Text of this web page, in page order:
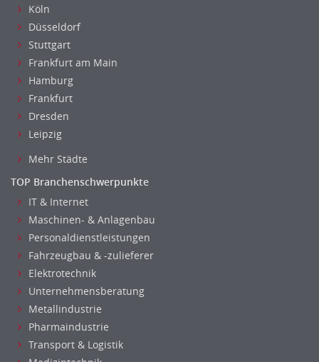
Köln
Düsseldorf
Stuttgart
Frankfurt am Main
Hamburg
Frankfurt
Dresden
Leipzig
Mehr Städte
TOP Branchenschwerpunkte
IT & Internet
Maschinen- & Anlagenbau
Personaldienstleistungen
Fahrzeugbau & -zulieferer
Elektrotechnik
Unternehmensberatung
Metallindustrie
Pharmaindustrie
Transport & Logistik